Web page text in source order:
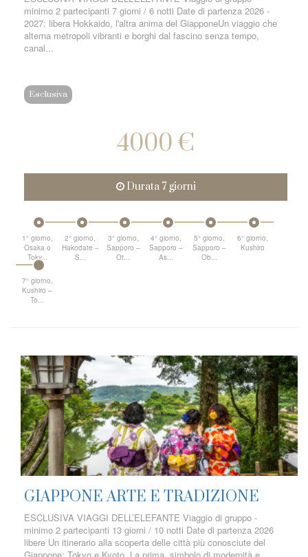
minimo 2 partecipanti 7 giorni / 6 notti Date di partenza 2026 -
2027: libera Hokkaido, l'altra anima del GiapponeUn viaggio che
alterna metropoli vibranti e borghi dal fascino senza tempo,
canal...
Esclusiva
4000 €
Durata 7 giorni
1° giorno,
Osaka o
Toky...
2° giorno,
Hakodate –
S...
3° giorno,
Sapporo –
Ot...
4° giorno,
Sapporo –
As...
5° giorno,
Sapporo –
Ob...
6° giorno,
Kushiro
7° giorno,
Kushiro –
To...
GIAPPONE ARTE E TRADIZIONE
ESCLUSIVA VIAGGI DELL’ELEFANTE Viaggio di gruppo -
minimo 2 partecipanti 13 giorni / 10 notti Date di partenza 2026
libere Un itinerario alla scoperta delle città più conosciute del